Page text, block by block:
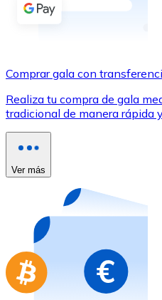
Transferencia SEPA
Utiliza tarjetas Visa y
Comprar con tarjeta
Compra tarjetas regalo
Ir a la tienda de tarjetas
Comprar gala con
Realiza tu compra de gala
tradicional de manera rápida
Ver más